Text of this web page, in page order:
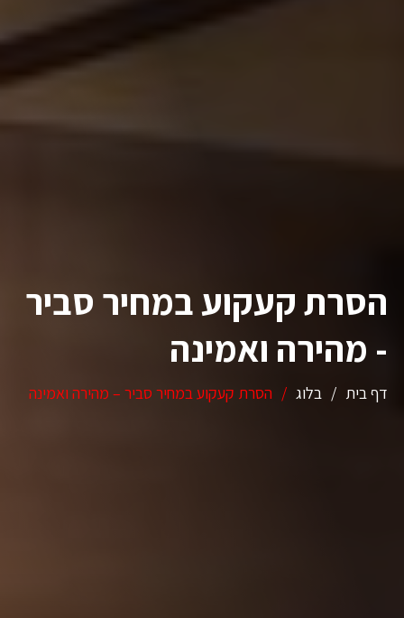
הסרת קעקוע במחיר סביר
- מהירה ואמינה
דף בית / בלוג / הסרת קעקוע במחיר סביר – מהירה ואמינה